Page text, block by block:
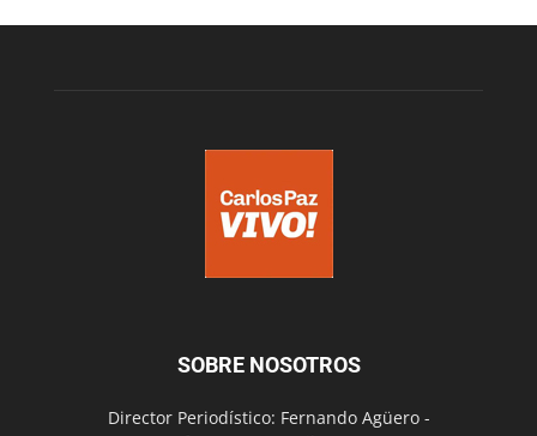
SOBRE NOSOTROS
Director Periodístico: Fernando Agüero -